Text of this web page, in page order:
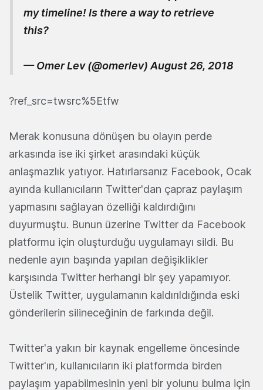
my timeline! Is there a way to retrieve
this?
— Omer Lev (@omerlev) August 26, 2018
?ref_src=twsrc%5Etfw
Merak konusuna dönüşen bu olayın perde
arkasında ise iki şirket arasındaki küçük
anlaşmazlık yatıyor. Hatırlarsanız Facebook, Ocak
ayında kullanıcıların Twitter'dan çapraz paylaşım
yapmasını sağlayan özelliği kaldırdığını
duyurmuştu. Bunun üzerine Twitter da Facebook
platformu için oluşturduğu uygulamayı sildi. Bu
nedenle ayın başında yapılan değişiklikler
karşısında Twitter herhangi bir şey yapamıyor.
Üstelik Twitter, uygulamanın kaldırıldığında eski
gönderilerin silineceğinin de farkında değil.
Twitter'a yakın bir kaynak engelleme öncesinde
Twitter'ın, kullanıcıların iki platformda birden
paylaşım yapabilmesinin yeni bir yolunu bulma için